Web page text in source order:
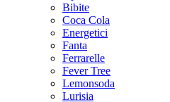
Bibite
Coca Cola
Energetici
Fanta
Ferrarelle
Fever Tree
Lemonsoda
Lurisia